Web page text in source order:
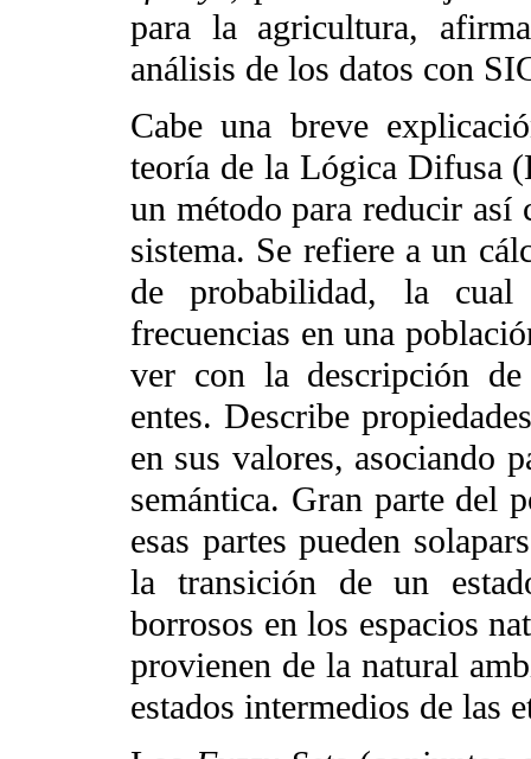
para la agricultura,
análisis de los datos con
Cabe una breve
teoría de la Lógica Difusa
un método para reducir
sistema. Se refiere a un
de probabilidad, la
frecuencias en una
ver con la descripción
entes. Describe
en sus valores, asociando
semántica. Gran parte del
esas partes pueden
la transición de un
borrosos en los espacios
provienen de la natural
estados intermedios de las